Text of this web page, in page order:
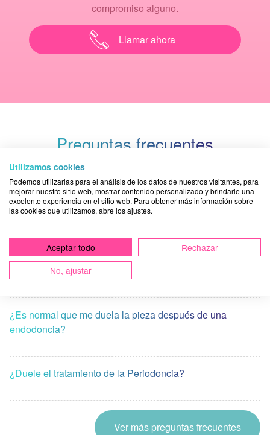
compromiso alguno.
Llamar ahora
Preguntas frecuentes
Damos total importancia al hecho de informar
periódicamente a nuestros pacientes con respuestas a sus
preguntas sobre dolencias bucodentales. Puedes ver
respuesta contactando con laclínica dental Acuadental.
¿Qué es un Blanqueamiento dental?
¿Es normal que me duela la pieza después de una
endodoncia?
¿Duele el tratamiento de la Periodoncia?
Ver más preguntas frecuentes
Utilizamos cookies
Podemos utilizarlas para el análisis de los datos de nuestros visitantes, para
mejorar nuestro sitio web, mostrar contenido personalizado y brindarle una
excelente experiencia en el sitio web. Para obtener más información sobre
las cookies que utilizamos, abre los ajustes.
Aceptar todo
Rechazar
No, ajustar